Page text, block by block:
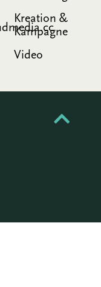
Kreation &
Kampagne
Video